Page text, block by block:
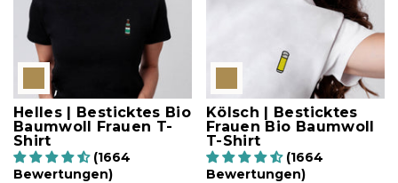
Helles | Besticktes Bio
Baumwoll Frauen T-
Shirt
(1664
Bewertungen)
Kölsch | Besticktes
Frauen Bio Baumwoll
T-Shirt
(1664
Bewertungen)